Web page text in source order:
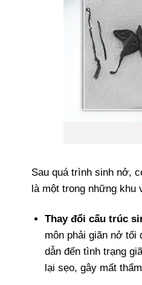
Sau quá trình sinh nở,
là một trong những
Thay đổi cấu trúc
môn phải giãn nở tối
dẫn đến tình trạng
lại sẹo, gây mất